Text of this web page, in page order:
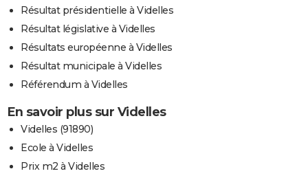
Résultat présidentielle à Videlles
Résultat législative à Videlles
Résultats européenne à Videlles
Résultat municipale à Videlles
Référendum à Videlles
En savoir plus sur Videlles
Videlles (91890)
Ecole à Videlles
Prix m2 à Videlles